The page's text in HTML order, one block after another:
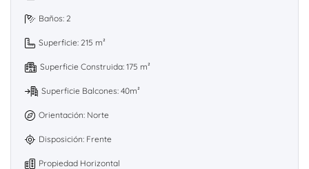
Baños: 2
Superficie: 215 m²
Superficie Construida: 175 m²
Superficie Balcones: 40m²
Orientación: Norte
Disposición: Frente
Propiedad Horizontal